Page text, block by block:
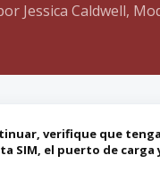
Jessica Caldwell,
verifique que
SIM, el puerto de